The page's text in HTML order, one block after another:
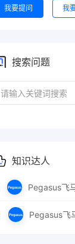
我要提问 我
搜索问题
知识达人
Pegasus飞
Pegasus飞